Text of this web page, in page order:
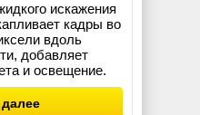
искажения
кадры во
вдоль
добавляет
и освещение.